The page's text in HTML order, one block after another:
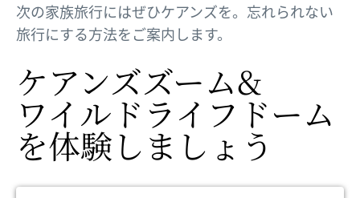
次の家族旅行にはぜひケアンズを。忘れられない
旅行にする方法をご案内します。
ケアンズズーム&
ワイルドライフドーム
を​体験しましょう